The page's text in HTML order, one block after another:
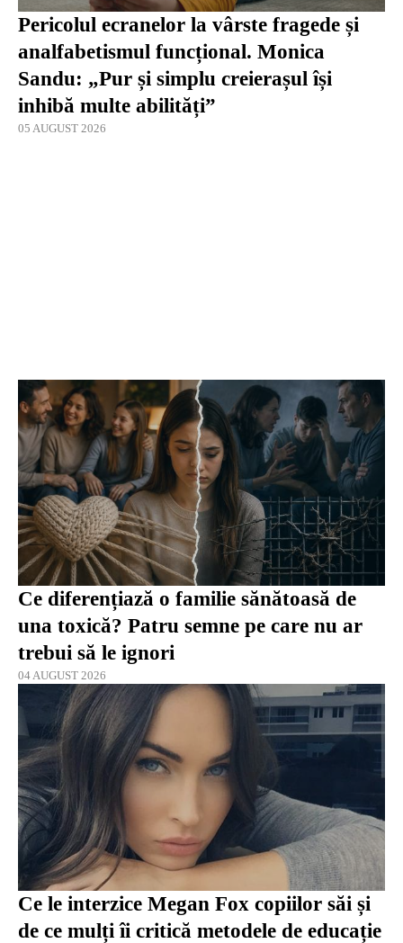
Pericolul ecranelor la vârste fragede și
analfabetismul funcțional. Monica
Sandu: „Pur și simplu creierașul își
inhibă multe abilități”
05 AUGUST 2026
Ce diferențiază o familie sănătoasă de
una toxică? Patru semne pe care nu ar
trebui să le ignori
04 AUGUST 2026
Ce le interzice Megan Fox copiilor săi și
de ce mulți îi critică metodele de educație